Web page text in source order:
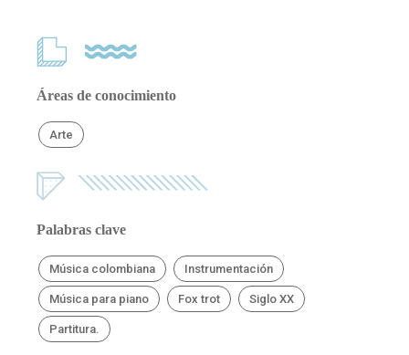
Áreas de conocimiento
Arte
Palabras clave
Música colombiana Instrumentación
Música para piano Fox trot Siglo XX
Partitura.